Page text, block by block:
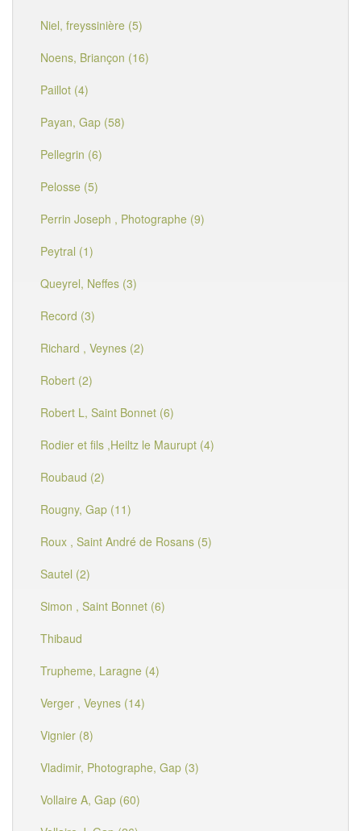
Niel, freyssinière (5)
Noens, Briançon (16)
Paillot (4)
Payan, Gap (58)
Pellegrin (6)
Pelosse (5)
Perrin Joseph , Photographe (9)
Peytral (1)
Queyrel, Neffes (3)
Record (3)
Richard , Veynes (2)
Robert (2)
Robert L, Saint Bonnet (6)
Rodier et fils ,Heiltz le Maurupt (4)
Roubaud (2)
Rougny, Gap (11)
Roux , Saint André de Rosans (5)
Sautel (2)
Simon , Saint Bonnet (6)
Thibaud
Trupheme, Laragne (4)
Verger , Veynes (14)
Vignier (8)
Vladimir, Photographe, Gap (3)
Vollaire A, Gap (60)